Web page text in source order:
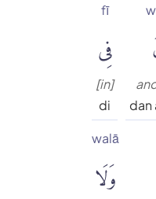
dan
fī
فِى
[in]
di
walā
وَلَا